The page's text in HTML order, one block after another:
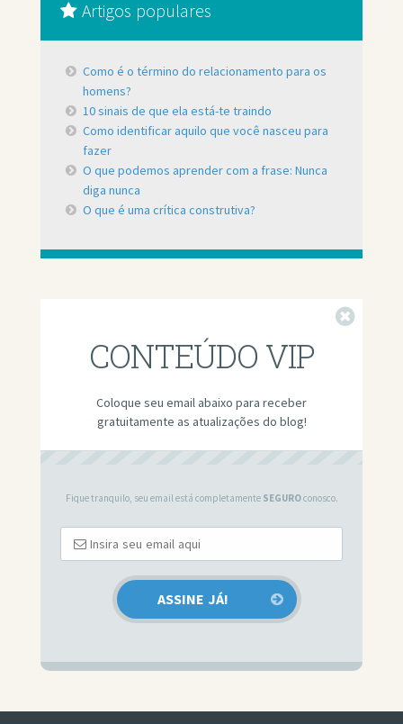
Artigos populares
Como é o término do relacionamento para os
homens?
10 sinais de que ela está-te traindo
Como identificar aquilo que você nasceu para
fazer
O que podemos aprender com a frase: Nunca
diga nunca
O que é uma crítica construtiva?
CONTEÚDO VIP
Coloque seu email abaixo para receber
gratuitamente as atualizações do blog!
Fique tranquilo, seu email está completamente SEGUROconosco.